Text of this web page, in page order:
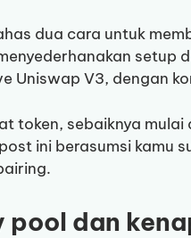
dua cara untuk
setup
Uniswap V3, dengan
token, sebaiknya mulai
ini berasumsi kamu
dan